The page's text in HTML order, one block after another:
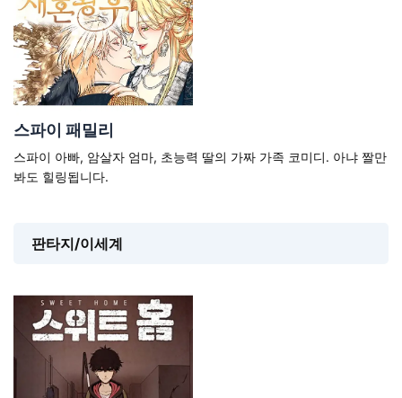
스파이 패밀리
스파이 아빠, 암살자 엄마, 초능력 딸의 가짜 가족 코미디. 아냐 짤만
봐도 힐링됩니다.
판타지/이세계